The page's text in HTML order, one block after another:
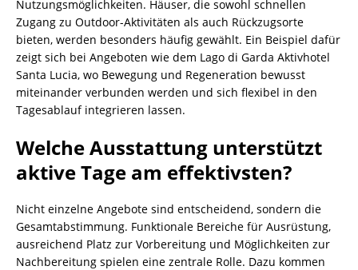
Nutzungsmöglichkeiten. Häuser, die sowohl schnellen
Zugang zu Outdoor-Aktivitäten als auch Rückzugsorte
bieten, werden besonders häufig gewählt. Ein Beispiel dafür
zeigt sich bei Angeboten wie dem Lago di Garda Aktivhotel
Santa Lucia, wo Bewegung und Regeneration bewusst
miteinander verbunden werden und sich flexibel in den
Tagesablauf integrieren lassen.
Welche Ausstattung unterstützt
aktive Tage am effektivsten?
Nicht einzelne Angebote sind entscheidend, sondern die
Gesamtabstimmung. Funktionale Bereiche für Ausrüstung,
ausreichend Platz zur Vorbereitung und Möglichkeiten zur
Nachbereitung spielen eine zentrale Rolle. Dazu kommen